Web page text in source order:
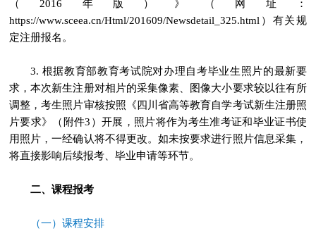
（2016年版）》（网址：
https://www.sceea.cn/Html/201609/Newsdetail_325.html）有关规
定注册报名。
3. 根据教育部教育考试院对办理自考毕业生照片的最新要
求，本次新生注册对相片的采集像素、图像大小要求较以往有所
调整，考生照片审核按照《四川省高等教育自学考试新生注册照
片要求》（附件3）开展，照片将作为考生准考证和毕业证书使
用照片，一经确认将不得更改。如未按要求进行照片信息采集，
将直接影响后续报考、毕业申请等环节。
二、课程报考
（一）课程安排